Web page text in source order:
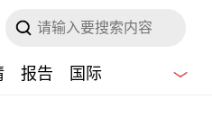
报告 国际